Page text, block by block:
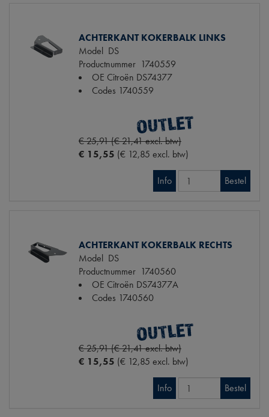
ACHTERKANT KOKERBALK LINKS
Model DS
Productnummer 1740559
OE Citroën DS74377
Codes 1740559
€ 25,91 (€ 21,41 excl. btw)
€ 15,55 (€ 12,85 excl. btw)
Info Bestel
ACHTERKANT KOKERBALK RECHTS
Model DS
Productnummer 1740560
OE Citroën DS74377A
Codes 1740560
€ 25,91 (€ 21,41 excl. btw)
€ 15,55 (€ 12,85 excl. btw)
Info Bestel